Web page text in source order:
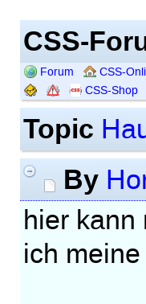
CSS-
Forum CSS-
CSS-Shop
Topic
By
hier kann
ich